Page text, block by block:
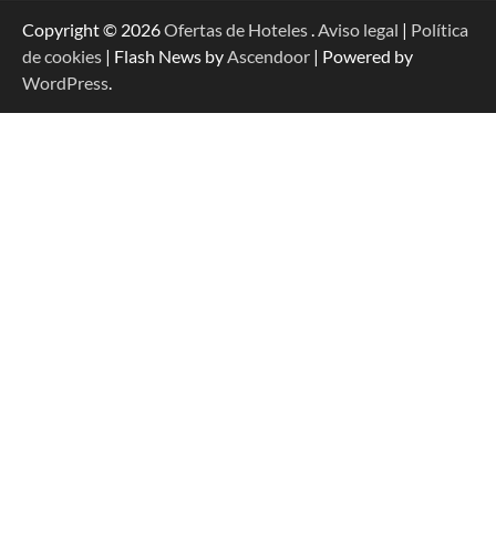
Copyright © 2026Ofertas de Hoteles.Aviso legal | Política
de cookies | Flash News byAscendoor | Powered by
WordPress.